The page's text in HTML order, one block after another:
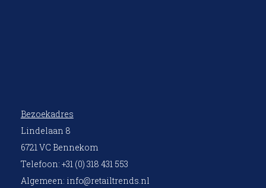
Bezoekadres
Lindelaan 8
6721 VC Bennekom
Telefoon: +31 (0) 318 431 553
Algemeen: info@retailtrends.nl